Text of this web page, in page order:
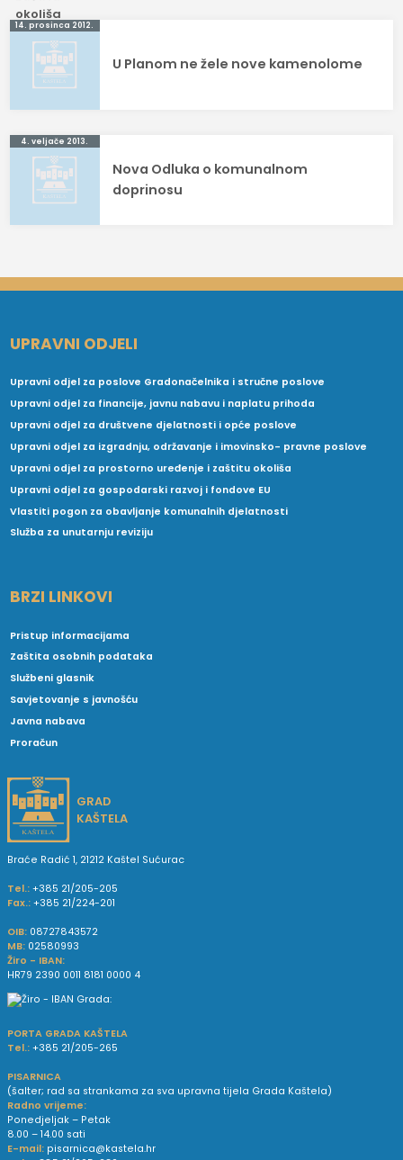
Navigacija
objava
14. prosinca 2012.
U Planom ne žele nove kamenolome
4. veljače 2013.
Nova Odluka o komunalnom
doprinosu
UPRAVNI ODJELI
Upravni odjel za poslove Gradonačelnika i stručne poslove
Upravni odjel za financije, javnu nabavu i naplatu prihoda
Upravni odjel za društvene djelatnosti i opće poslove
Upravni odjel za izgradnju, održavanje i imovinsko- pravne poslove
Upravni odjel za prostorno uređenje i zaštitu okoliša
Upravni odjel za gospodarski razvoj i fondove EU
Vlastiti pogon za obavljanje komunalnih djelatnosti
Služba za unutarnju reviziju
BRZI LINKOVI
Pristup informacijama
Zaštita osobnih podataka
Službeni glasnik
Savjetovanje s javnošću
Javna nabava
Proračun
GRAD
KAŠTELA
Braće Radić 1, 21212 Kaštel Sućurac
Tel.: +385 21/205-205
Fax.: +385 21/224-201
OIB: 08727843572
MB: 02580993
Žiro - IBAN:
HR79 2390 0011 8181 0000 4
PORTA GRADA KAŠTELA
Tel.: +385 21/205-265
PISARNICA
(šalter; rad sa strankama za sva upravna tijela Grada Kaštela)
Radno vrijeme:
Ponedjeljak – Petak
8.00 – 14.00 sati
E-mail: pisarnica@kastela.hr